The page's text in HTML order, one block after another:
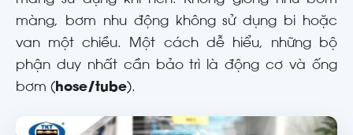
màng, bơm nhu động không sử dụng bi hoặc
van một chiều. Một cách dễ hiểu, những bộ
phận duy nhất cần bảo trì là động cơ và ống
bơm ( hose/tube).